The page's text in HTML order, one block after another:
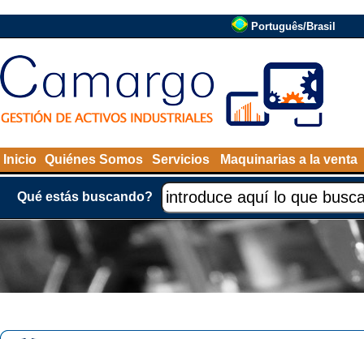
Português/Brasil
Inicio Quiénes Somos Servicios Maquinarias a la venta
Qué estás buscando?